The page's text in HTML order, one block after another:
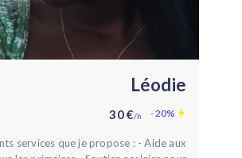
Léodie
30 €/h - 20%